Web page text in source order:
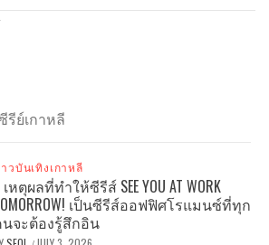
รีย์เกาหลี
วบันเทิงเกาหลี
เหตุผลที่ทำให้ซีรีส์ SEE YOU AT WORK
เป็นซีรีส์ออฟฟิศโรแมนซ์ที่ทุก
จะต้องรู้สึกอิน